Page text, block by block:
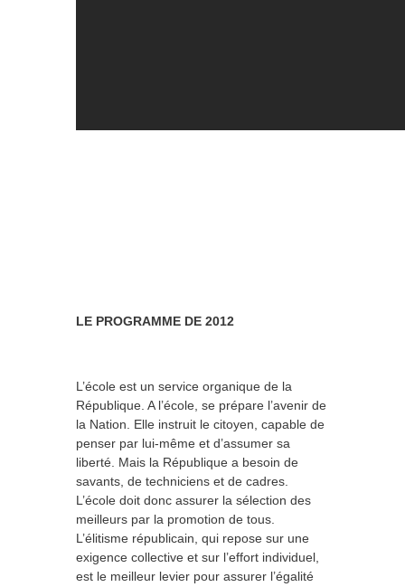
LE PROGRAMME DE 2012
L’école est un service organique de la
République. A l’école, se prépare l’avenir de
la Nation. Elle instruit le citoyen, capable de
penser par lui-même et d’assumer sa
liberté. Mais la République a besoin de
savants, de techniciens et de cadres.
L’école doit donc assurer la sélection des
meilleurs par la promotion de tous.
L’élitisme républicain, qui repose sur une
exigence collective et sur l’effort individuel,
est le meilleur levier pour assurer l’égalité